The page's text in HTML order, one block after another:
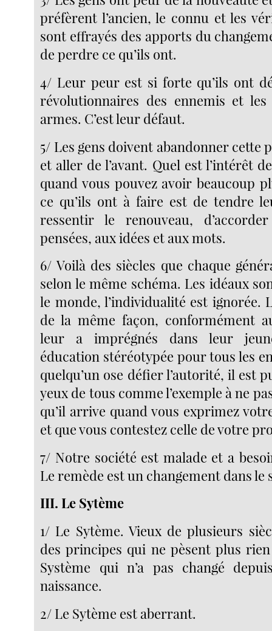
préfèrent l’ancien, le connu et les
sont effrayés des apports du
de perdre ce qu’ils ont.
4/ Leur peur est si forte qu’ils ont
révolutionnaires des ennemis et
armes. C’est leur défaut.
5/ Les gens doivent abandonner cette
et aller de l’avant. Quel est l’intérêt
quand vous pouvez avoir beaucoup
ce qu’ils ont à faire est de tendre
ressentir le renouveau,
pensées, aux idées et aux mots.
6/ Voilà des siècles que chaque
selon le même schéma. Les idéaux
le monde, l’individualité est ignorée.
de la même façon, conformément
leur a imprégnés dans leur
éducation stéréotypée pour tous les
quelqu’un ose défier l’autorité, il est
yeux de tous comme l’exemple à ne
qu’il arrive quand vous exprimez
et que vous contestez celle de votre
7/ Notre société est malade et a
Le remède est un changement dans le
III. Le Sytème
1/ Le Sytème. Vieux de plusieurs
des principes qui ne pèsent plus
Système qui n’a pas changé
naissance.
2/ Le Sytème est aberrant.